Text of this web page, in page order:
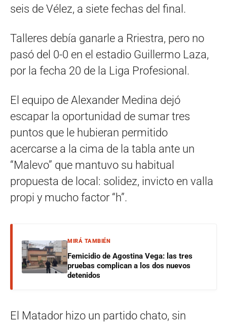
seis de Vélez, a siete fechas del final.
Talleres debía ganarle a Rriestra, pero no
pasó del 0-0 en el estadio Guillermo Laza,
por la fecha 20 de la Liga Profesional.
El equipo de Alexander Medina dejó
escapar la oportunidad de sumar tres
puntos que le hubieran permitido
acercarse a la cima de la tabla ante un
“Malevo” que mantuvo su habitual
propuesta de local: solidez, invicto en valla
propi y mucho factor “h”.
MIRÁ TAMBIÉN
Femicidio de Agostina Vega: las tres
pruebas complican a los dos nuevos
detenidos
El Matador hizo un partido chato, sin